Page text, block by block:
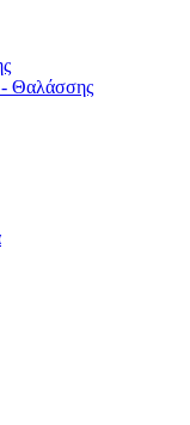
- Θαλάσσης